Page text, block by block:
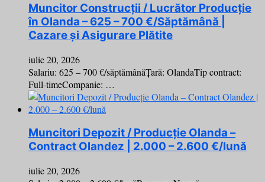
Muncitor Construcții / Lucrător Producție
în Olanda – 625 – 700 €/Săptămână |
Cazare și Asigurare Plătite
iulie 20, 2026
Salariu: 625 – 700 €/săptămânăȚară: OlandaTip contract:
Full-timeCompanie: …
Muncitori Depozit / Producție Olanda –
Contract Olandez | 2.000 – 2.600 €/lună
iulie 20, 2026